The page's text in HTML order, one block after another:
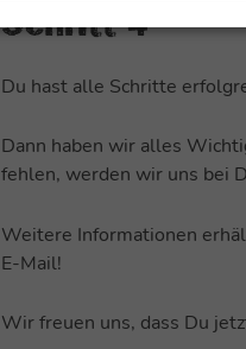
Schritt 4
Du hast alle Schritte
Dann haben wir alles
fehlen, werden wir uns bei
Weitere Informationen
E-Mail!
Wir freuen uns, dass Du